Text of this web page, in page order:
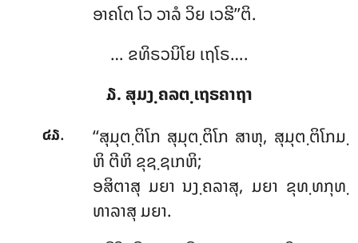
ອາຄໂຕ ໂວ ວາລໍ ວິຍ ເວຘີ’’ຕິ.
… ຂທິຣວນິໂຍ ເຖໂຣ….
໓. ສຸມງ຺ຄລຕ຺ເຖຣຄາຖາ
໔໓.
‘‘ສຸມຸຕ຺ຕິໂກ ສຸມຸຕ຺ຕິໂກ ສາຫຸ, ສຸມຸຕ຺ຕິໂກມ຺
ຫິ ຕີຫິ ຂຸຊ຺ຊເກຫິ;
ອສິຕາສຸ ມຍາ ນງ຺ຄລາສຸ, ມຍາ ຂຸທ຺ທກຸທ຺
ທາລາສຸ ມຍາ.